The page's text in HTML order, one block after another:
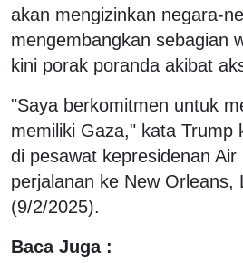
akan mengizinkan negara-
mengembangkan sebagian
kini porak poranda akibat
"Saya berkomitmen untuk
memiliki Gaza," kata Trump
di pesawat kepresidenan
perjalanan ke New Orleans,
(9/2/2025).
Baca Juga :